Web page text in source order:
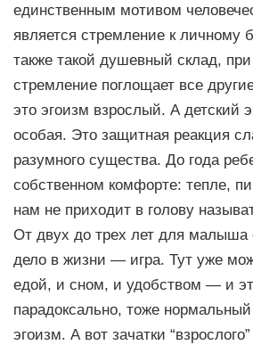
единственным мотивом
является стремление к личному
также такой душевный склад,
стремление поглощает все
это эгоизм взрослый. А детский
особая. Это защитная реакция
разумного существа. До года
собственном комфорте: тепле,
нам не приходит в голову
От двух до трех лет для малыша
дело в жизни — игра. Тут уже
едой, и сном, и удобством — и
парадоксально, тоже нормальный
эгоизм. А вот зачатки